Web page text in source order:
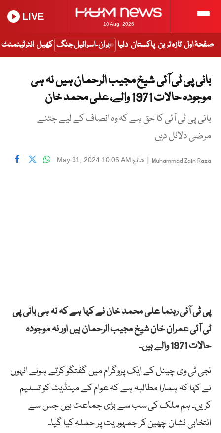
10 Aug, 2026
LIVE
صفحۂ اول تازہ ترین پاکستان دنیا ایران-اسرائیل جنگ کھیل انٹرٹینمنٹ
بانی پی ٹی آئی شیخ مجیب الرحمان ہیں نہ ہی
موجودہ حالات 1971 والے، علی محمد خان
بانی پی ٹی آئی کا حق ہے کہ وہ انصاف کے لیے جتنے
مرضی دلائل دیں
Muhammad Zain Raza
| شائع May 31, 2024 10:05 AM
پی ٹی آئی رہنما علی محمد خان نے کہا ہے کہ نہ ہی بانی پی
ٹی آئی عمران خان شیخ مجیب الرحمان ہیں اور نہ موجودہ
حالات 1971 والے ہیں۔
نجی ٹی وی چینل کے ایک پروگرام میں گفتگو کرتے ہوئے انہوں
نے کہا کہ ہمارا مطالبہ ہے کہ عوام کے مینڈیٹ کو تسلیم
کریں۔ ہم ملک کی سب سے بڑی جماعت ہیں جس سے
انتخابی نشان چھین کر جمہوریت پر حملہ کیا گیا۔